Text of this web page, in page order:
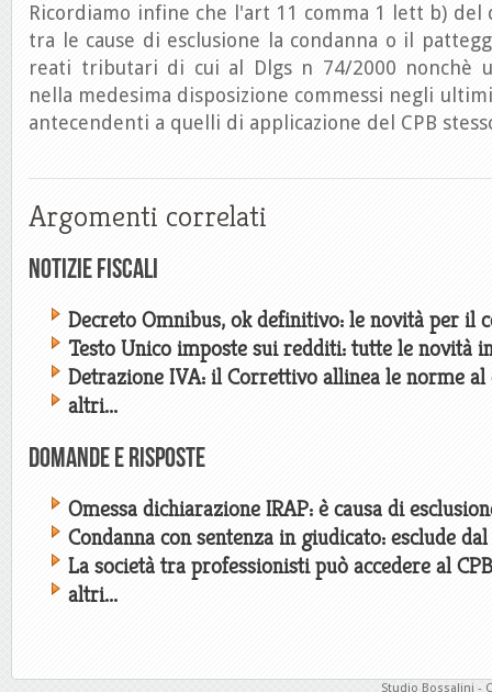
Ricordiamo infine che l'art 11 comma 1 lett b) del
tra le cause di esclusione la condanna o il
reati tributari di cui al Dlgs n 74/2000 nonchè
nella medesima disposizione commessi negli
antecendenti a quelli di applicazione del CPB
Argomenti correlati
Notizie Fiscali
Decreto Omnibus, ok definitivo: le novità per il
Testo Unico imposte sui redditi: tutte le novità
Detrazione IVA: il Correttivo allinea le norme
altri...
Domande e risposte
Omessa dichiarazione IRAP: è causa di
Condanna con sentenza in giudicato: esclude dal
La società tra professionisti può accedere al
altri...
Studio Bossalini -